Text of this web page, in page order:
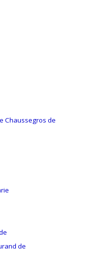
Chaussegros de
de